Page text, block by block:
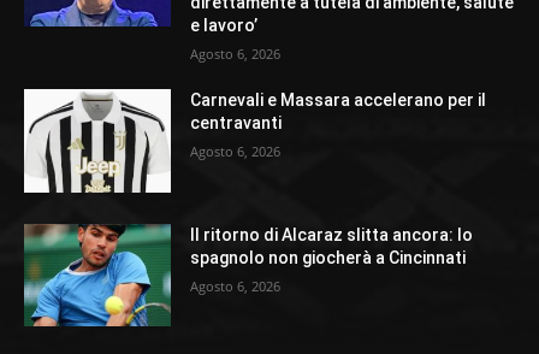
e lavoro’
Agosto 6, 2026
Carnevali e Massara accelerano per il
centravanti
Agosto 6, 2026
Il ritorno di Alcaraz slitta ancora: lo
spagnolo non giocherà a Cincinnati
Agosto 6, 2026